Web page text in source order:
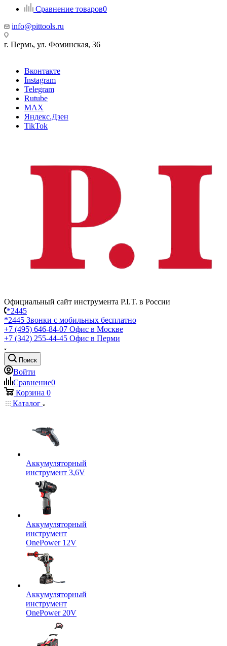
Сравнение товаров0
info@pittools.ru
г. Пермь, ул. Фоминская, 36
Вконтакте
Instagram
Telegram
Rutube
MAX
Яндекс.Дзен
TikTok
Официальный сайт инструмента P.I.T. в России
*2445
*2445 Звонки с мобильных бесплатно
+7 (495) 646-84-07 Офис в Москве
+7 (342) 255-44-45 Офис в Перми
Поиск
Войти
Сравнение0
Корзина 0
Каталог
Аккумуляторный
инструмент 3,6V
Аккумуляторный
инструмент
OnePower 12V
Аккумуляторный
инструмент
OnePower 20V